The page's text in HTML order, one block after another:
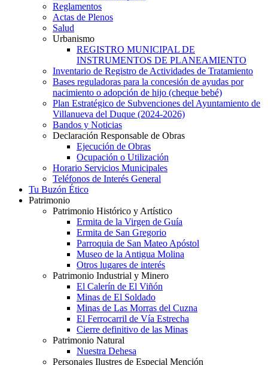
Reglamentos
Actas de Plenos
Salud
Urbanismo
REGISTRO MUNICIPAL DE
INSTRUMENTOS DE PLANEAMIENTO
Inventario de Registro de Actividades de Tratamiento
Bases reguladoras para la concesión de ayudas por
nacimiento o adopción de hijo (cheque bebé)
Plan Estratégico de Subvenciones del Ayuntamiento de
Villanueva del Duque (2024-2026)
Bandos y Noticias
Declaración Responsable de Obras
Ejecución de Obras
Ocupación o Utilización
Horario Servicios Municipales
Teléfonos de Interés General
Tu Buzón Ético
Patrimonio
Patrimonio Histórico y Artístico
Ermita de la Virgen de Guía
Ermita de San Gregorio
Parroquia de San Mateo Apóstol
Museo de la Antigua Molina
Otros lugares de interés
Patrimonio Industrial y Minero
El Calerín de El Viñón
Minas de El Soldado
Minas de Las Morras del Cuzna
El Ferrocarril de Vía Estrecha
Cierre definitivo de las Minas
Patrimonio Natural
Nuestra Dehesa
Personajes Ilustres de Especial Mención